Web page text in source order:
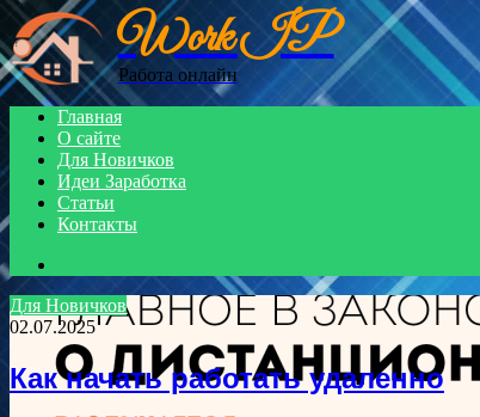
Menu Work IP
Работа онлайн
Главная
О сайте
Для Новичков
Идеи Заработка
Статьи
Контакты
Для Новичков
02.07.2025
Как начать работать удаленно